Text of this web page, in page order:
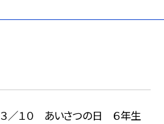
３／１０ あいさつの日 ６年生